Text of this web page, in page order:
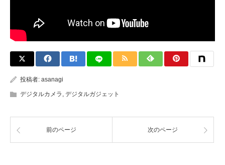
投稿者: asanagi
デジタルカメラ デジタルガジェット
前のページ 次のページ